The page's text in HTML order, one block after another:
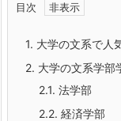
目次
1. 大学の文系で人
2. 大学の文系学部
2.1. 法学部
2.2. 経済学部